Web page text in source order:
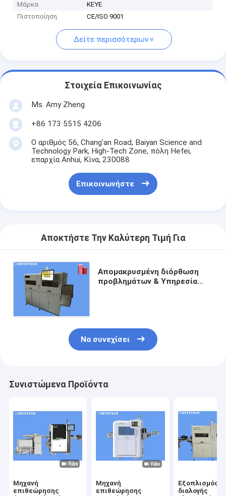
Μάρκα
KEYE
Πιστοποίηση
CE/ISO 9001
Δείτε περισσότερων
Στοιχεία Επικοινωνίας
Ms. Amy Zheng
+86 173 5515 4206
Ο αριθμός 56, Chang'an Road, Baiyan Science and
Technology Park, High-Tech Zone, πόλη Hefei,
επαρχία Anhui, Κίνα, 230088
Επικοινωνήστε
Αποκτήστε Την Καλύτερη Τιμή Για
Απομακρυσμένη διόρθωση
προβλημάτων & Υπηρεσία
Να συνεχίσει
Συνιστώμενα Προϊόντα
Μηχανή
επιθεώρησης
Μηχανή
επιθεώρησης
Εξοπλισμός
διαλογής